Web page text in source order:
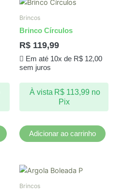
Brincos
Brinco Círculos
R$ 119,99
Em até 10x de R$12,00
sem juros
À vista R$ 113,99 no
Pix
Adicionar ao carrinho
Brincos